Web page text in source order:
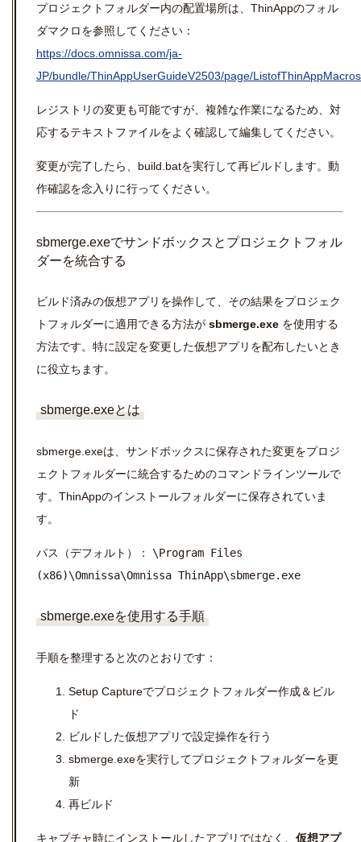
プロジェクトフォルダー内の配置場所は、ThinAppのフォル
ダマクロを参照してください：
https://docs.omnissa.com/ja-
JP/bundle/ThinAppUserGuideV2503/page/
レジストリの変更も可能ですが、複雑な作業になるため、対
応するテキストファイルをよく確認して編集してください。
変更が完了したら、build.batを実行して再ビルドします。動
作確認を念入りに行ってください。
sbmerge.exeでサンドボックスとプロジェクトフォル
ダーを統合する
ビルド済みの仮想アプリを操作して、その結果をプロジェク
トフォルダーに適用できる方法が sbmerge.exe を使用する
方法です。特に設定を変更した仮想アプリを配布したいとき
に役立ちます。
sbmerge.exeとは
sbmerge.exeは、サンドボックスに保存された変更をプロジ
ェクトフォルダーに統合するためのコマンドラインツールで
す。ThinAppのインストールフォルダーに保存されていま
す。
パス（デフォルト）： \Program Files
(x86)\Omnissa\Omnissa ThinApp\sbmerge.exe
sbmerge.exeを使用する手順
手順を整理すると次のとおりです：
Setup Captureでプロジェクトフォルダー作成＆ビル
ド
ビルドした仮想アプリで設定操作を行う
sbmerge.exeを実行してプロジェクトフォルダーを更
新
再ビルド
キャプチャ時にインストールしたアプリではなく、 仮想アプ